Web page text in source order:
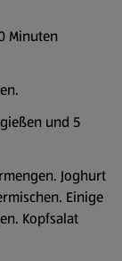
Minuten
und 5
Joghurt
Einige
Kopfsalat